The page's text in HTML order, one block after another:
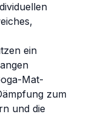
ein
Mat-
zum
und die